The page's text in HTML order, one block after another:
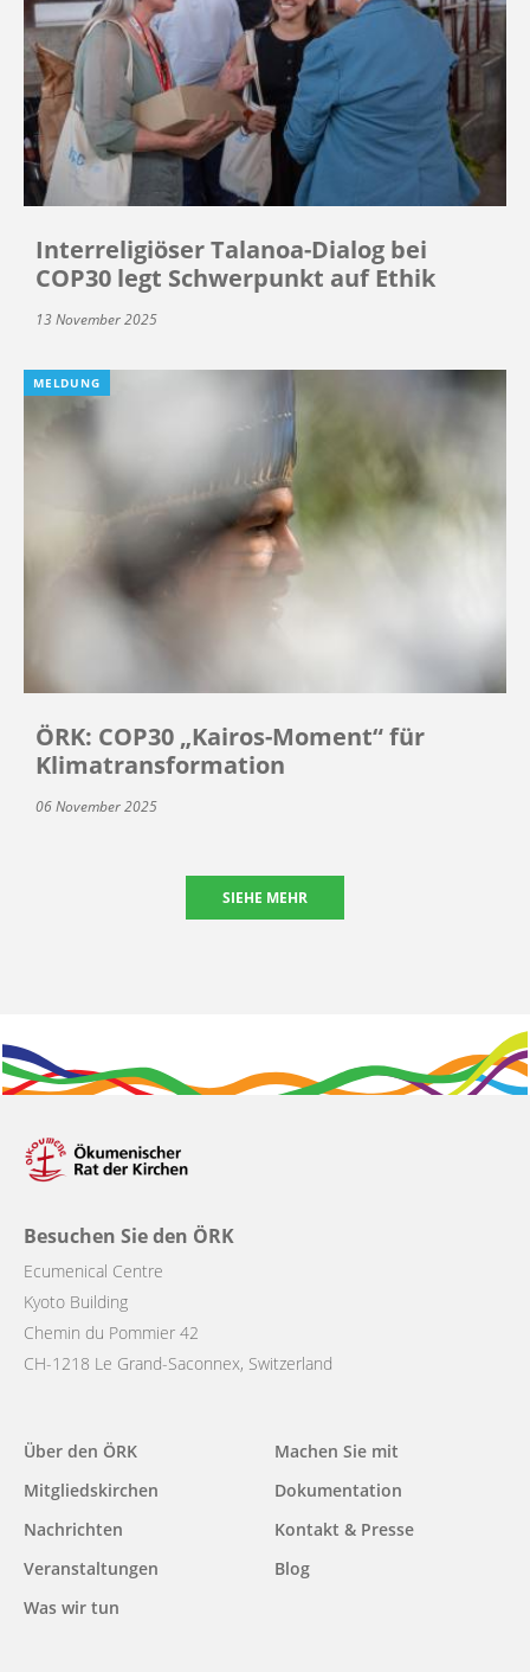
Interreligiöser Talanoa-Dialog bei
COP30 legt Schwerpunkt auf Ethik
13 November 2025
MELDUNG
ÖRK: COP30 „Kairos-Moment“ für
Klimatransformation
06 November 2025
SIEHE MEHR
Besuchen Sie den ÖRK
Ecumenical Centre
Kyoto Building
Chemin du Pommier 42
CH-1218 Le Grand-Saconnex, Switzerland
Main
navigation
Über den ÖRK
Mitgliedskirchen
Nachrichten
Veranstaltungen
Was wir tun
Machen Sie mit
Dokumentation
Kontakt & Presse
Blog